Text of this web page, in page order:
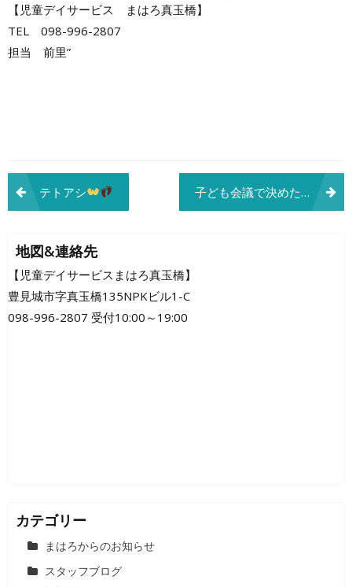
【児童デイサービス まはろ真玉橋】
TEL 098-996-2807
担当 前里”
投
稿
ナ
ビ
ゲ
テトアシ 子ども会議で決めた遊び（水をテーマに♪）
地図&連絡先
【児童デイサービスまはろ真玉橋】
豊見城市字真玉橋135NPKビル1-C
098-996-2807 受付10:00～19:00
カテゴリー
まはろからのお知らせ
スタッフブログ